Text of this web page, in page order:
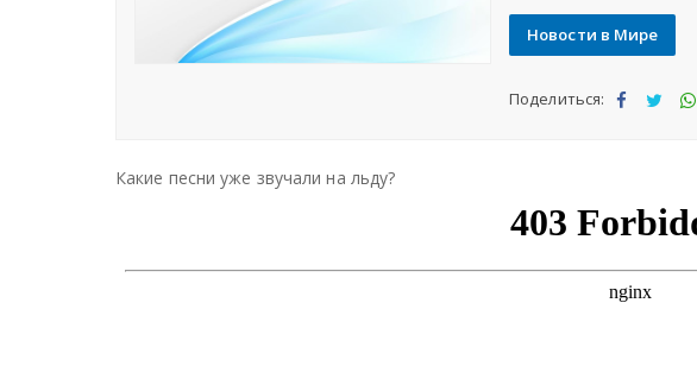
Новости в Мире
Поделиться:
я
я
я
Какие песни уже звучали на льду?